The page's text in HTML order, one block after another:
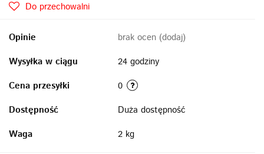
Do przechowalni
Opinie brak ocen (dodaj)
Wysyłka w ciągu
24 godziny
Cena przesyłki
0
Dostępność
Duża dostępność
Waga
2 kg